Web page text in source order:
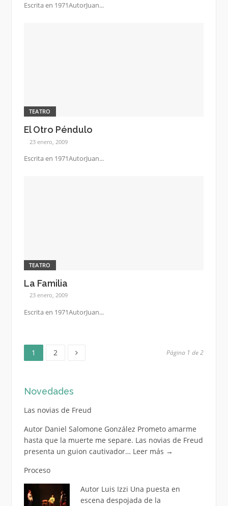
Escrita en 1971AutorJuan...
TEATRO
El Otro Péndulo
23 enero, 2009
Escrita en 1971AutorJuan...
TEATRO
La Familia
23 enero, 2009
Escrita en 1971AutorJuan...
Paginación
entradas
Página
1 Página
2 Página 1 de 2
Novedades
Las novias de Freud
Autor Daniel Salomone González Prometo amarme
hasta que la muerte me separe. Las novias de Freud
presenta un guion cautivador… Leer más →
Proceso
Autor Luis Izzi Una puesta en
escena despojada de la